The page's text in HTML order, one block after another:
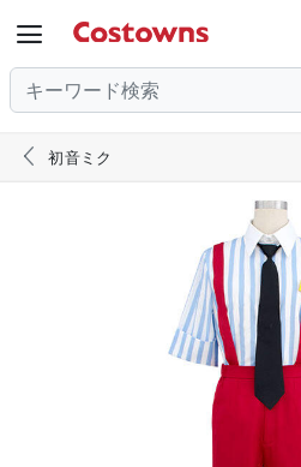

 初音ミク